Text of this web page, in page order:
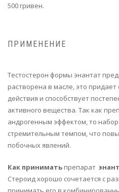
500 гривен.
ПРИМЕНЕНИЕ
Тестостерон формы энантат
растворена в масле, это
действия и способствует
активного вещества. Так как
андрогенным эффектом, то
стремительным темпом, что
побочных явлений.
Как принимать препарат
Стероид хорошо сочетается с